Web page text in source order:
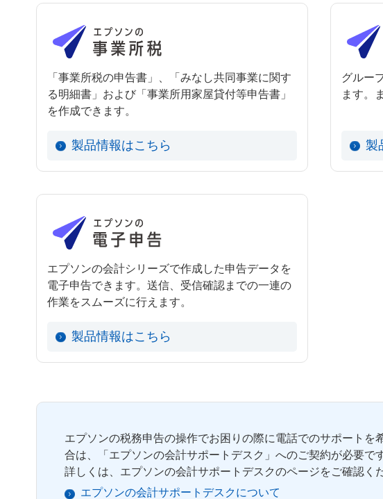
「事業所税の申告書」、「みなし共同事業に関す
る明細書」および「事業所用家屋貸付等申告書」
を作成できます。
製品情報はこちら
グルー
ます。
製
エプソンの会計シリーズで作成した申告データを
電子申告できます。送信、受信確認までの一連の
作業をスムーズに行えます。
製品情報はこちら
エプソンの税務申告の操作でお困りの際に電話でのサポートを
合は、「エプソンの会計サポートデスク」へのご契約が必要です
詳しくは、エプソンの会計サポートデスクのページをご確認く
エプソンの会計サポートデスクについて